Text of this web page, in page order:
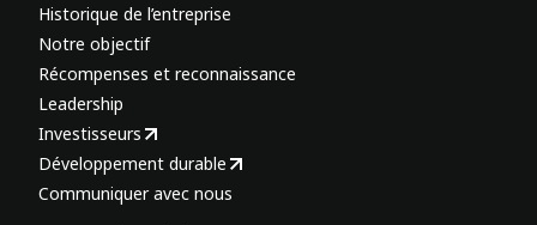
Historique de l’entreprise
Notre objectif
Récompenses et reconnaissance
Leadership
Investisseurs
Développement durable
Communiquer avec nous